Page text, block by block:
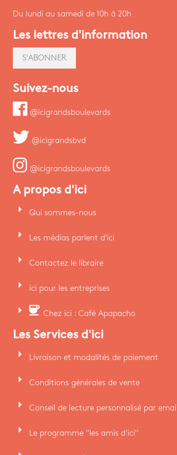
Du lundi au samedi de 10h à 20h
Les lettres d'information
S'ABONNER
Suivez-nous
@icigrandsboulevards
@icigrandsbvd
@icigrandsboulevards
A propos d'ici
arrow_right Qui sommes-nous
arrow_right Les médias parlent d'ici
arrow_right Contactez le libraire
arrow_right ici pour les entreprises
arrow_right coffee Chez ici : Café Apapacho
Les Services d'ici
arrow_right Livraison et modalités de paiement
arrow_right Conditions générales de vente
arrow_right Conseil de lecture personnalisé par email
arrow_right Le programme "les amis d'ici"